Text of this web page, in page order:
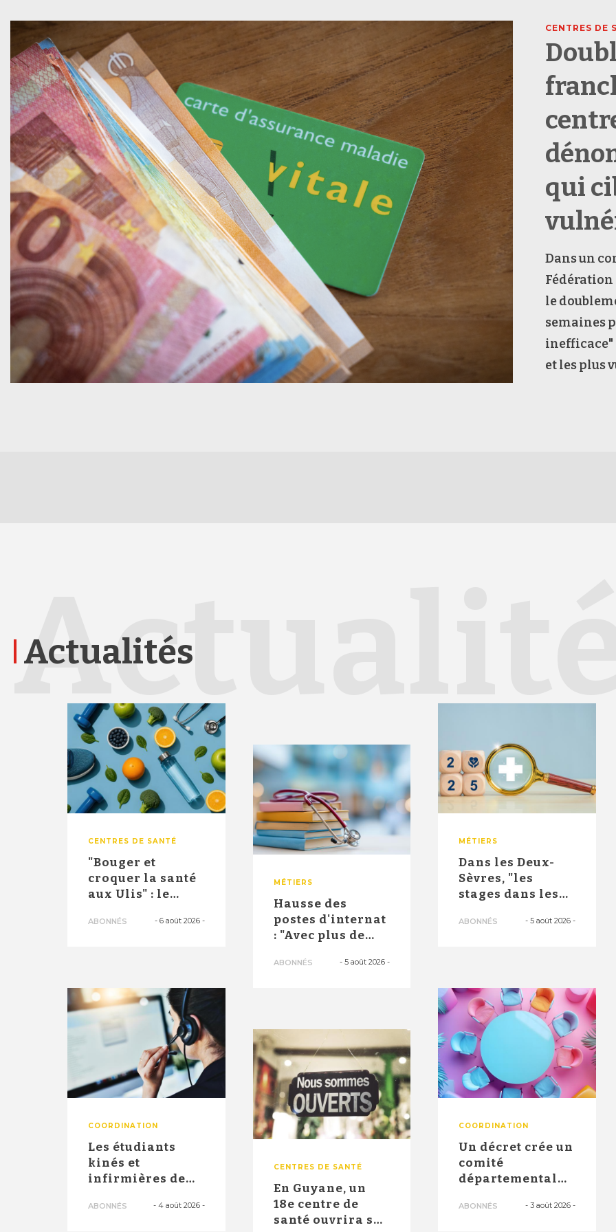
CENTRES DE
qui
Dans un
Fédération
le
semaines
inefficace"
et les plus
Actualités
CENTRES DE SANTÉ
"Bouger et
croquer la santé
aux Ulis" : le
innovant d'un
ABONNÉS - 6 août 2026-
MÉTIERS
Hausse des
postes d'internat
: "Avec plus de
2026, no...
ABONNÉS -5 août 2026 -
MÉTIERS
Dans les Deux-
Sèvres, "les
stages dans les
santé" ont
ABONNÉS - 5 août 2026-
COORDINATION
Les étudiants
kinés et
infirmières de
officiellement
ABONNÉS - 4 août 2026-
CENTRES DE SANTÉ
En Guyane, un
18e centre de
santé ouvrira ses
COORDINATION
Un décret crée un
comité
départemental
les besoins et ...
ABONNÉS - 3 août 2026-